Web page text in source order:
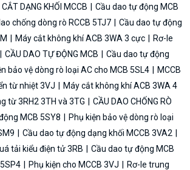
DẠNG KHỐI MCCB
Cầu dao tự động MCB
chống dòng rò RCCB 5TJ7
Cầu dao tự động
Máy cắt không khí ACB 3WA 3 cực
Rơ-le
CẦU DAO TỰ ĐỘNG MCB
Cầu dao tự động
bảo vệ dòng rò loại AC cho MCB 5SL4
MCCB
từ nhiệt 3VJ
Máy cắt không khí ACB 3WA 4
từ 3RH2 3TH và 3TG
CẦU DAO CHỐNG RÒ
MCB 5SY8
Phụ kiện bảo vệ dòng rò loại
Cầu dao tự động dạng khối MCCB 3VA2
tải kiểu điện tử 3RB
Cầu dao tự động MCB
Phụ kiện cho MCCB 3VJ
Rơ-le trung